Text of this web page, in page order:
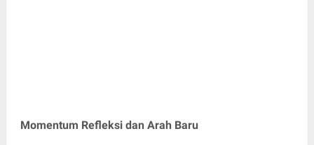
Momentum Refleksi dan Arah Baru